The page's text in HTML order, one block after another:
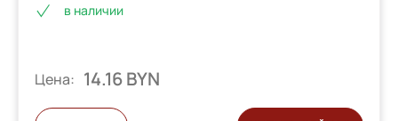
в наличии
Цена: 14.16 BYN